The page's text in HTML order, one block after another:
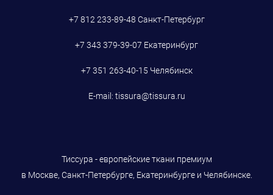
+7 812 233-89-48 Санкт-Петербург
+7 343 379-39-07 Екатеринбург
+7 351 263-40-15 Челябинск
E-mail: tissura@tissura.ru
Тиссура - европейские ткани премиум
в Москве, Санкт-Петербурге, Екатеринбурге и Челябинске.